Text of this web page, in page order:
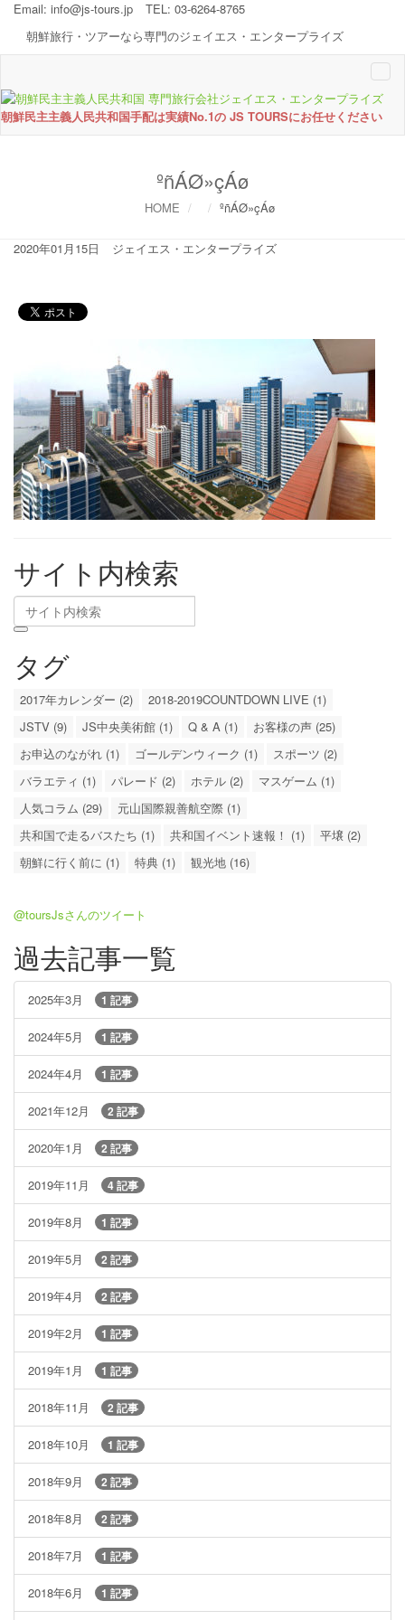
Email: info@js-tours.jp
TEL: 03-6264-8765
朝鮮旅行・ツアーなら専門のジェイエス・エンタープライズ
朝鮮民主主義人民共和国手配は実績No.1の JS TOURSにお任せください
ºñÁØ»çÁø
HOME ºñÁØ»çÁø
2020年01月15日 ジェイエス・エンタープライズ
サイト内検索
タグ
2017年カレンダー (2)
2018-2019COUNTDOWN LIVE (1)
JSTV (9)
JS中央美術館 (1) Q & A (1)
お客様の声 (25)
お申込のながれ (1)
ゴールデンウィーク (1)
スポーツ (2)
バラエティ (1)
パレード (2) ホテル (2)
マスゲーム (1)
人気コラム (29)
元山国際親善航空際 (1)
共和国で走るバスたち (1)
共和国イベント速報！ (1)
平壌 (2)
朝鮮に行く前に (1)
特典 (1) 観光地 (16)
@toursJsさんのツイート
過去記事一覧
2025年3月 1 記事
2024年5月 1 記事
2024年4月 1 記事
2021年12月 2 記事
2020年1月 2 記事
2019年11月 4 記事
2019年8月 1 記事
2019年5月 2 記事
2019年4月 2 記事
2019年2月 1 記事
2019年1月 1 記事
2018年11月 2 記事
2018年10月 1 記事
2018年9月 2 記事
2018年8月 2 記事
2018年7月 1 記事
2018年6月 1 記事